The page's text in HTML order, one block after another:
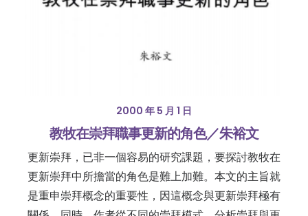
2000 年 5 月 1 日
教牧在崇拜職事更新的角色／朱裕文
更新崇拜，已非一個容易的研究課題，要探討教牧在
更新崇拜中所擔當的角色是難上加難。本文的主旨就
是重申崇拜概念的重要性，因這概念與更新崇拜極有